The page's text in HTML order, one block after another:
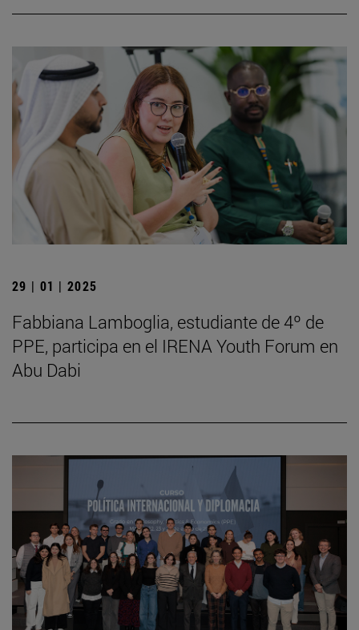
29 | 01 | 2025
Fabbiana Lamboglia, estudiante de 4º de
PPE, participa en el IRENA Youth Forum en
Abu Dabi